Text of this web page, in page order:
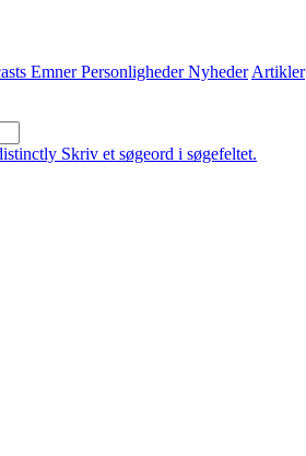
Emner Personligheder Nyheder Artikler
Skriv et søgeord i søgefeltet.